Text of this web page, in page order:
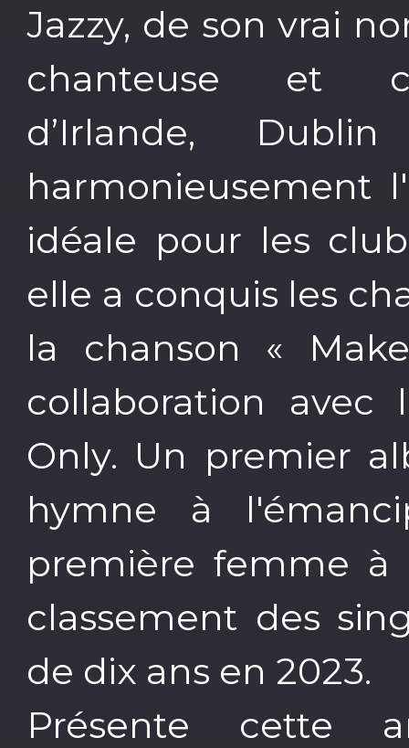
Jazzy, de son vrai
chanteuse et
d’Irlande,
harmonieusement
idéale pour les
elle a conquis les
la chanson «
collaboration avec
Only. Un premier
hymne à
première femme
classement des
de dix ans en 2023.
Présente cette